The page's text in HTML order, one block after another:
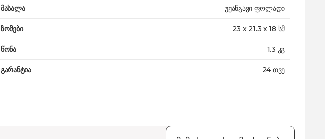
მასალა უჟანგავი ფოლადი
ზომები 23 x 21.3 x 18 სმ
წონა 1.3 კგ
გარანტია 24 თვე